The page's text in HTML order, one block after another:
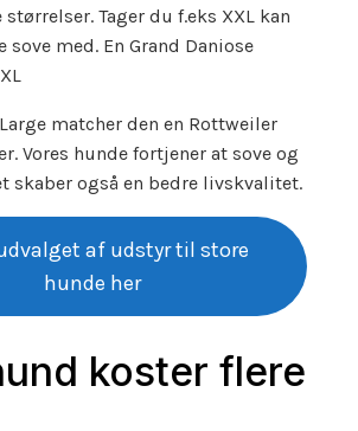
Tager du f.eks XXL kan
sove med. En Grand Daniose
matcher den en Rottweiler
Vores hunde fortjener at sove og
skaber også en bedre livskvalitet.
af udstyr til store
hunde her
koster flere